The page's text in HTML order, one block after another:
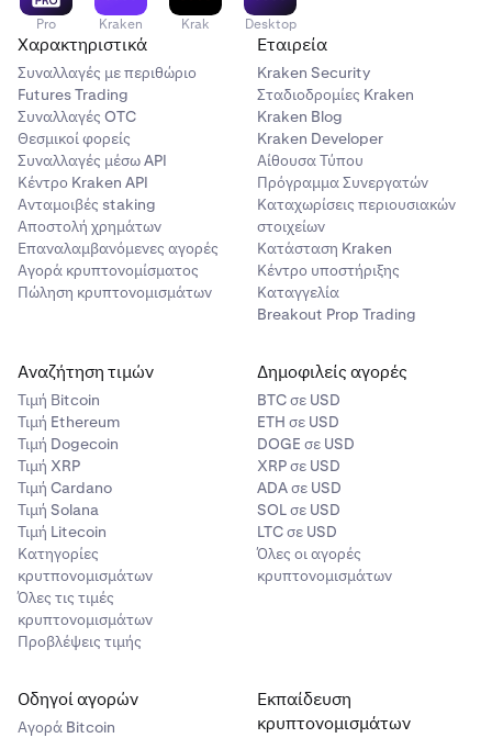
Pro Kraken Krak Desktop
Χαρακτηριστικά
Συναλλαγές με περιθώριο
Futures Trading
Συναλλαγές OTC
Θεσμικοί φορείς
Συναλλαγές μέσω API
Κέντρο Kraken API
Ανταμοιβές staking
Αποστολή χρημάτων
Επαναλαμβανόμενες αγορές
Αγορά κρυπτονομίσματος
Πώληση κρυπτονομισμάτων
Εταιρεία
Kraken Security
Σταδιοδρομίες Kraken
Kraken Blog
Kraken Developer
Αίθουσα Τύπου
Πρόγραμμα Συνεργατών
Καταχωρίσεις περιουσιακών
στοιχείων
Κατάσταση Kraken
Κέντρο υποστήριξης
Καταγγελία
Breakout Prop Trading
Αναζήτηση τιμών
Τιμή Βitcoin
Τιμή Ethereum
Τιμή Dogecoin
Τιμή XRP
Τιμή Cardano
Τιμή Solana
Τιμή Litecoin
Κατηγορίες
κρυτπονομισμάτων
Όλες τις τιμές
κρυπτονομισμάτων
Προβλέψεις τιμής
Δημοφιλείς αγορές
BTC σε USD
ETH σε USD
DOGE σε USD
XRP σε USD
ADA σε USD
SOL σε USD
LTC σε USD
Όλες οι αγορές
κρυπτονομισμάτων
Οδηγοί αγορών
Αγορά Bitcoin
Εκπαίδευση
κρυπτονομισμάτων